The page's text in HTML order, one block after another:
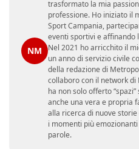
NM
trasformato la mia
professione. Ho iniziato il
Sport Campania,
eventi sportivi e affinando
Nel 2021 ho arricchito il
un anno di servizio civile
della redazione di
collaboro con il network di
ha non solo offerto
anche una vera e propria
alla ricerca di nuove
i momenti più
parole.